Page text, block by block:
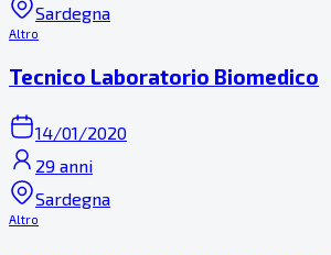
Sardegna
Altro
Tecnico Laboratorio Biomedico
14/01/2020
29 anni
Sardegna
Altro